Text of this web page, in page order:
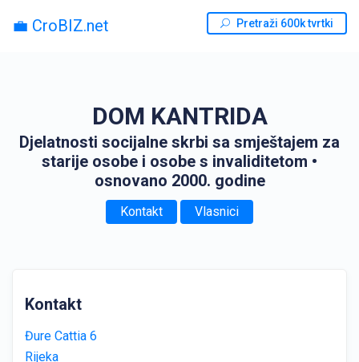
💼 CroBIZ.net Pretraži 600k tvrtki
DOM KANTRIDA
Djelatnosti socijalne skrbi sa smještajem za
starije osobe i osobe s invaliditetom •
osnovano 2000. godine
Kontakt Vlasnici
Kontakt
Đure Cattia 6
Rijeka